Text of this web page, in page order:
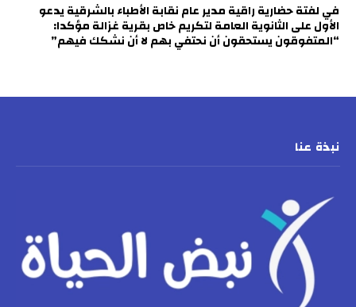
في لفتة حضارية راقية مدير عام نقابة الأطباء بالشرقية يدعو
الأول على الثانوية العامة لتكريم خاص بقرية غزالة مؤكدا:
“المتفوقون يستحقون أن نحتفي بهم لا أن نشكك فيهم”
نبذة عنا